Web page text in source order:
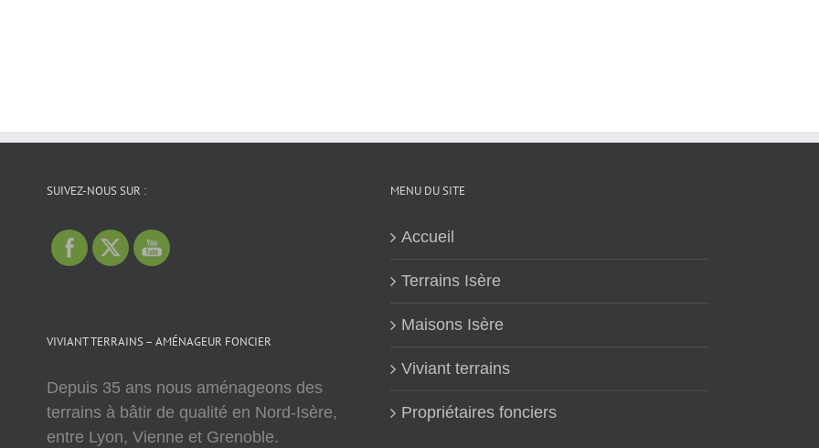
SUIVEZ-NOUS SUR :
VIVIANT TERRAINS – AMÉNAGEUR FONCIER
Depuis 35 ans nous aménageons des
terrains à bâtir de qualité en Nord-Isère,
entre Lyon, Vienne et Grenoble.
MENU DU SITE
Accueil
Terrains Isère
Maisons Isère
Viviant terrains
Propriétaires fonciers